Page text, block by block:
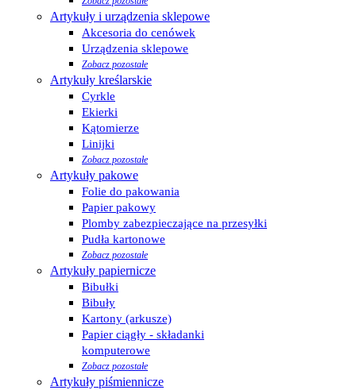
Artykuły i urządzenia sklepowe
Akcesoria do cenówek
Urządzenia sklepowe
Zobacz pozostałe
Artykuły kreślarskie
Cyrkle
Ekierki
Kątomierze
Linijki
Zobacz pozostałe
Artykuły pakowe
Folie do pakowania
Papier pakowy
Plomby zabezpieczające na przesyłki
Pudła kartonowe
Zobacz pozostałe
Artykuły papiernicze
Bibułki
Bibuły
Kartony (arkusze)
Papier ciągły - składanki
komputerowe
Zobacz pozostałe
Artykuły piśmiennicze